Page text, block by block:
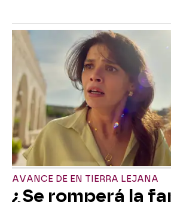
AVANCE DE EN TIERRA LEJANA
¿Se romperá la